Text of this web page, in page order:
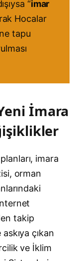
“imar
Hocalar
tapu
İmara
imara
orman
takip
çıkan
ve İklim